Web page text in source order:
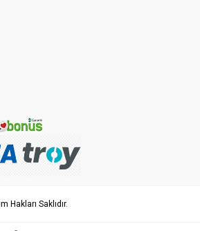
Hakları Saklıdır.